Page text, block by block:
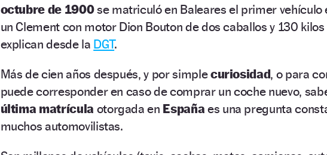
octubre de 1900se matriculó en Baleares el primer vehículo
un Clement con motor Dion Bouton de dos caballos y 130 kilos
explican desde la DGT.
Más de cien años después, y por simplecuriosidad, o para
puede corresponder en caso de comprar un coche nuevo,
última matrícula otorgada en España es una pregunta
muchos automovilistas.